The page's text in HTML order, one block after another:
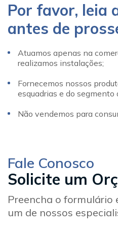
Por favor, leia
antes de
Atuamos apenas na
realizamos instalações;
Fornecemos nossos
esquadrias e do segmento
Não vendemos para
Fale Conosco
Solicite um
Preencha o formulário
um de nossos